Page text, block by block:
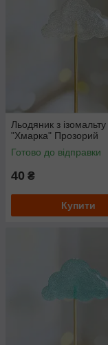
Льодяник з ізомальту
"Хмарка" Прозорий
Готово до відправки
40 ₴
Купити